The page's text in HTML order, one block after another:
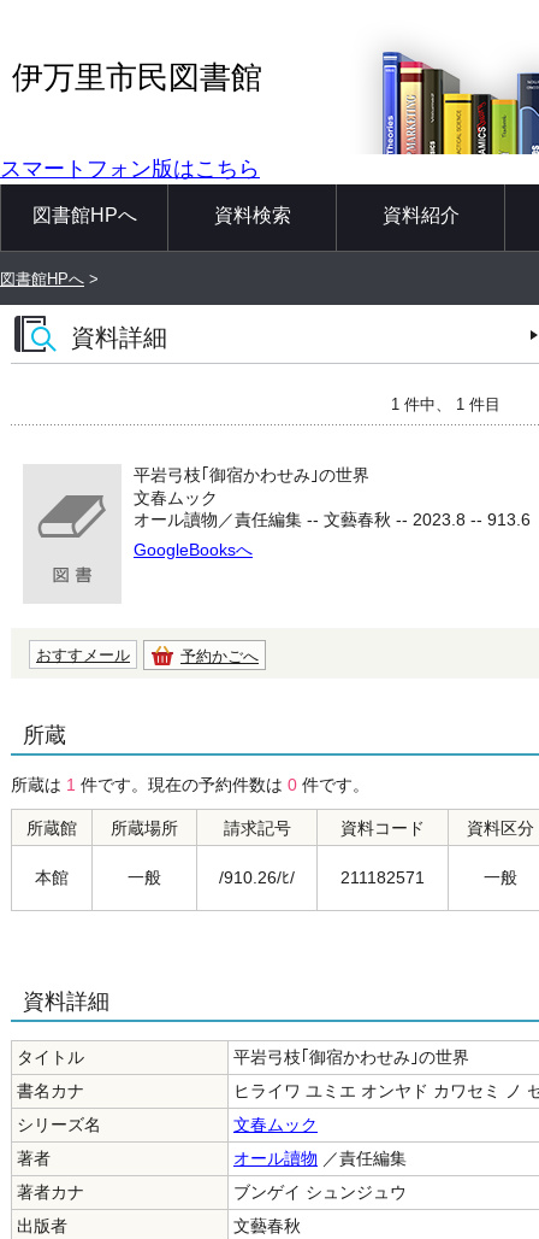
伊万里市民図書館
スマートフォン版はこちら
図書館HPへ 資料検索 資料紹介
図書館HPへ >
資料詳細
1 件中、 1 件目
平岩弓枝｢御宿かわせみ｣の世界
文春ムック
オール讀物／責任編集 -- 文藝春秋 -- 2023.8 -- 913.6
GoogleBooksへ
おすすメール 予約かごへ
所蔵
所蔵は 1 件です。現在の予約件数は 0 件です。
所蔵館 所蔵場所 請求記号 資料コード 資料区分
本館 一般 /910.26/ﾋ/ 211182571 一般
資料詳細
タイトル
平岩弓枝｢御宿かわせみ｣の世界
書名カナ
ヒライワ ユミエ オンヤド カワセミ ノ
シリーズ名
文春ムック
著者
オール讀物 ／責任編集
著者カナ
ブンゲイ シュンジュウ
出版者
文藝春秋